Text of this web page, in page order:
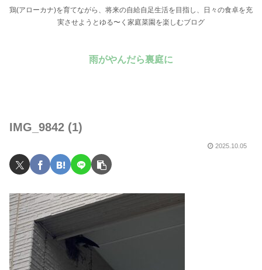
鶏(アローカナ)を育てながら、将来の自給自足生活を目指し、日々の食卓を充
実させようとゆる〜く家庭菜園を楽しむブログ
雨がやんだら裏庭に
IMG_9842 (1)
2025.10.05